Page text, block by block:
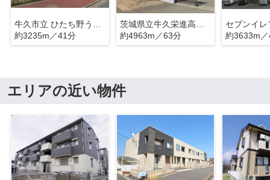
約3235m／41分
約4963m／63分
約3633m
エリアの近い物件